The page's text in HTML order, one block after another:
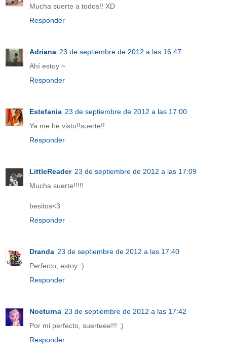
Mucha suerte a todos!! XD
Responder
Adriana 23 de septiembre de 2012 a las 16:47
Ahí estoy ~
Responder
Estefania 23 de septiembre de 2012 a las 17:00
Ya me he visto!!suerte!!
Responder
LittleReader 23 de septiembre de 2012 a las 17:09
Mucha suerte!!!!!
besitos<3
Responder
Dranda 23 de septiembre de 2012 a las 17:40
Perfecto, estoy :)
Responder
Nocturna 23 de septiembre de 2012 a las 17:42
Por mi perfecto, suerteee!!! ;)
Responder